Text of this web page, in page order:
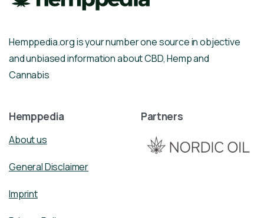
Hemppedia.org is your number one source in objective
and unbiased information about CBD, Hemp and
Cannabis
Hemppedia
About us
General Disclaimer
Imprint
Partners